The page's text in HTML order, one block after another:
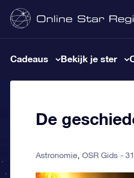
Cadeaus Bekijk je ster
De
Astronomie OSR Gids